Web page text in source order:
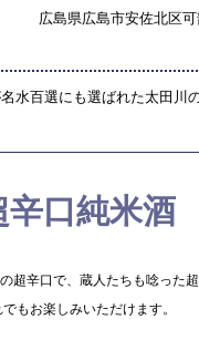
広島県広島市安佐北区
水百選にも選ばれた太田川
口純米酒
超辛口で、蔵人たちも唸った超
もお楽しみいただけます。